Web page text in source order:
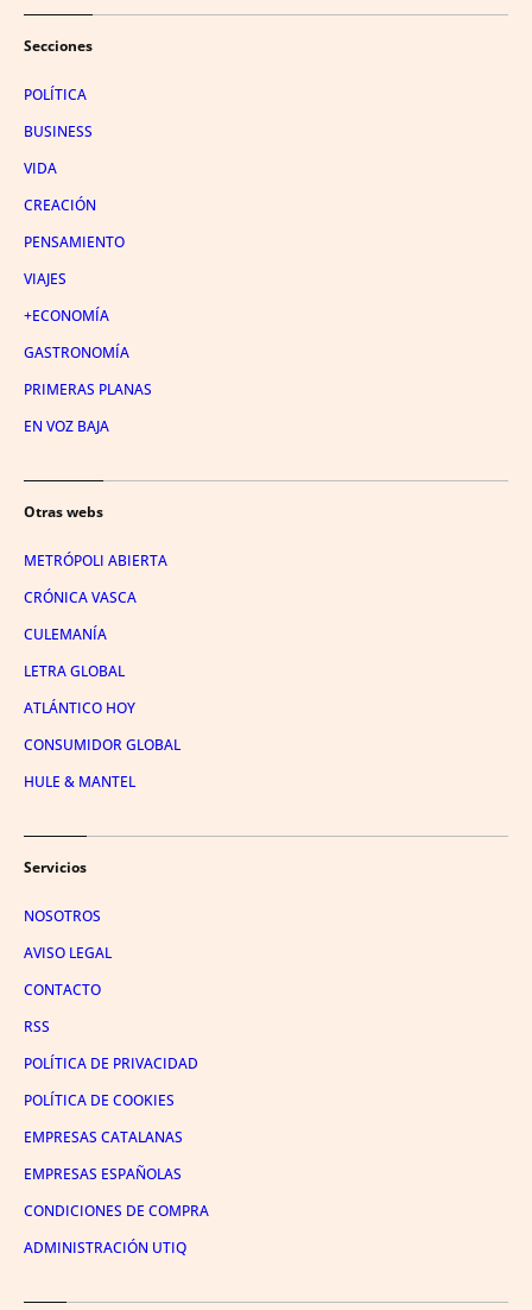
Secciones
POLÍTICA
BUSINESS
VIDA
CREACIÓN
PENSAMIENTO
VIAJES
+ECONOMÍA
GASTRONOMÍA
PRIMERAS PLANAS
EN VOZ BAJA
Otras webs
METRÓPOLI ABIERTA
CRÓNICA VASCA
CULEMANÍA
LETRA GLOBAL
ATLÁNTICO HOY
CONSUMIDOR GLOBAL
HULE & MANTEL
Servicios
NOSOTROS
AVISO LEGAL
CONTACTO
RSS
POLÍTICA DE PRIVACIDAD
POLÍTICA DE COOKIES
EMPRESAS CATALANAS
EMPRESAS ESPAÑOLAS
CONDICIONES DE COMPRA
ADMINISTRACIÓN UTIQ